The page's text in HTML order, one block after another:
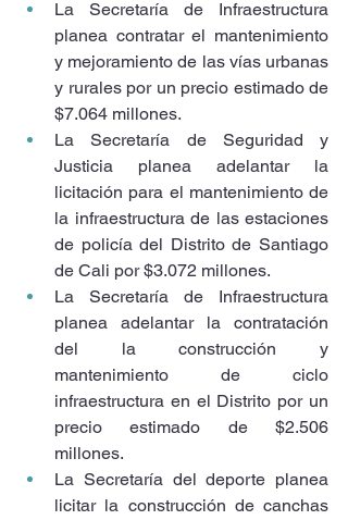
La Secretaría de Infraestructura
planea contratar el mantenimiento
y mejoramiento de las vías urbanas
y rurales por un precio estimado de
$7.064 millones.
La Secretaría de Seguridad y
Justicia planea adelantar la
licitación para el mantenimiento de
la infraestructura de las estaciones
de policía del Distrito de Santiago
de Cali por $3.072 millones.
La Secretaría de Infraestructura
planea adelantar la contratación
del la construcción y
mantenimiento de ciclo
infraestructura en el Distrito por un
precio estimado de $2.506
millones.
La Secretaría del deporte planea
licitar la construcción de canchas